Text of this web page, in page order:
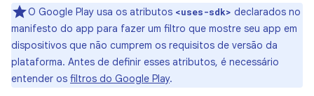
O Google Play usa os atributos <uses-sdk> declarados no
manifesto do app para fazer um filtro que mostre seu app em
dispositivos que não cumprem os requisitos de versão da
plataforma. Antes de definir esses atributos, é necessário
entender os filtros do Google Play.